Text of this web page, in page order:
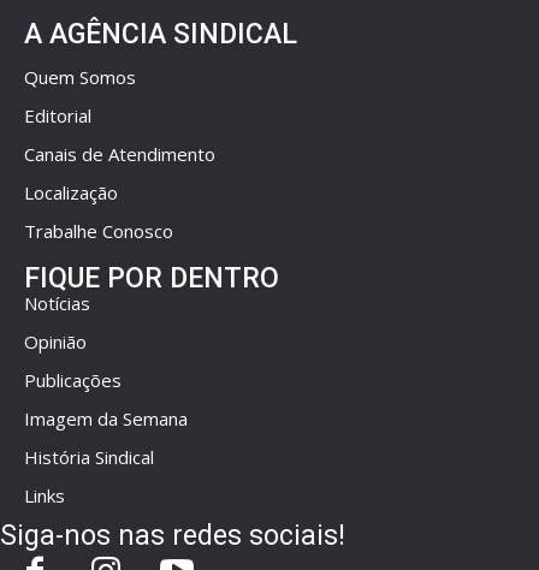
A AGÊNCIA SINDICAL
Quem Somos
Editorial
Canais de Atendimento
Localização
Trabalhe Conosco
FIQUE POR DENTRO
Notícias
Opinião
Publicações
Imagem da Semana
História Sindical
Links
Siga-nos nas redes sociais!